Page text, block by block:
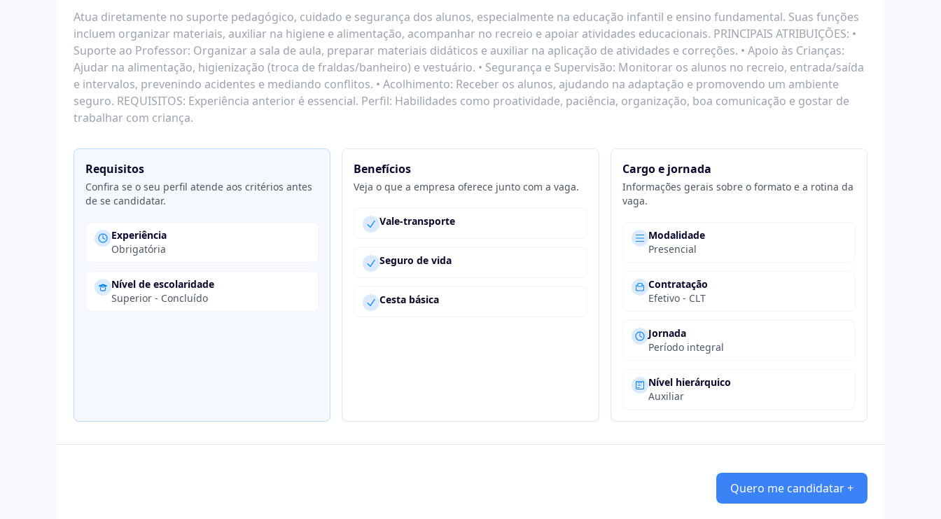
Atua diretamente no suporte pedagógico, cuidado e segurança dos alunos, especialmente na educação infantil e ensino fundamental. Suas funções
incluem organizar materiais, auxiliar na higiene e alimentação, acompanhar no recreio e apoiar atividades educacionais. PRINCIPAIS ATRIBUIÇÕES: •
Suporte ao Professor: Organizar a sala de aula, preparar materiais didáticos e auxiliar na aplicação de atividades e correções. • Apoio às Crianças:
Ajudar na alimentação, higienização (troca de fraldas/banheiro) e vestuário. • Segurança e Supervisão: Monitorar os alunos no recreio, entrada/saída
e intervalos, prevenindo acidentes e mediando conflitos. • Acolhimento: Receber os alunos, ajudando na adaptação e promovendo um ambiente
seguro. REQUISITOS: Experiência anterior é essencial. Perfil: Habilidades como proatividade, paciência, organização, boa comunicação e gostar de
trabalhar com criança.
Requisitos
Confira se o seu perfil atende aos critérios antes
de se candidatar.
Experiência
Obrigatória
Nível de escolaridade
Superior - Concluído
Benefícios
Veja o que a empresa oferece junto com a vaga.
Vale-transporte
Seguro de vida
Cesta básica
Cargo e jornada
Informações gerais sobre o formato e a rotina da
vaga.
Modalidade
Presencial
Contratação
Efetivo - CLT
Jornada
Período integral
Nível hierárquico
Auxiliar
Quero me candidatar +